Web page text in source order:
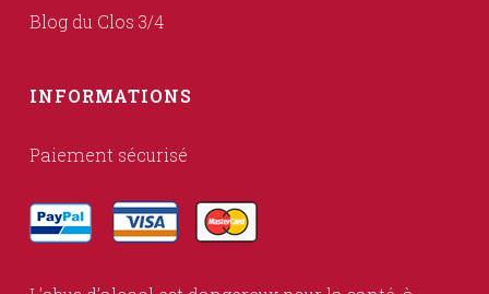
Blog du Clos 3/4
INFORMATIONS
Paiement sécurisé